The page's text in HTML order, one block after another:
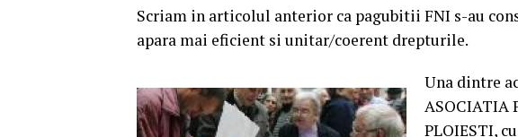
Scriam in articolul anterior ca pagubitii FNI s-au
apara mai eficient si unitar/coerent drepturile.
Una dintre
ASOCIATIA
PLOIESTI,